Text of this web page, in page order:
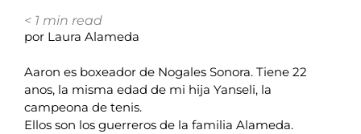
< 1 min read
por Laura Alameda
Aaron es boxeador de Nogales Sonora. Tiene 22
anos, la misma edad de mi hija Yanseli, la
campeona de tenis.
Ellos son los guerreros de la familia Alameda.